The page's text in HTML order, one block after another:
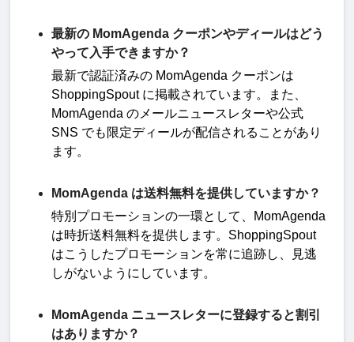
最新の MomAgenda クーポンやディールはどう
やって入手できますか？
最新で認証済みの MomAgenda クーポンは
ShoppingSpout に掲載されています。また、
MomAgenda のメールニュースレターや公式
SNS でも限定ディールが配信されることがあり
ます。
MomAgenda は送料無料を提供していますか？
特別プロモーションの一環として、
MomAgenda
は時折送料無料を提供します。 ShoppingSpout
はこうしたプロモーションを常に追跡し、見逃
しがないようにしています。
MomAgenda ニュースレターに登録すると割引
はありますか？